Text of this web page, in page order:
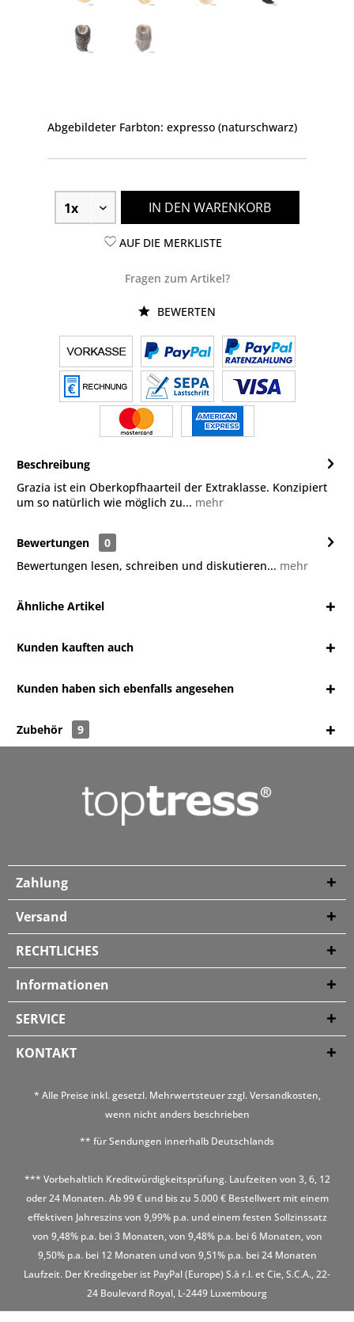
Abgebildeter Farbton: expresso (naturschwarz)
IN DEN WARENKORB
AUF DIE MERKLISTE
Fragen zum Artikel?
BEWERTEN
Beschreibung
Grazia ist ein Oberkopfhaarteil der Extraklasse. Konzipiert
um so natürlich wie möglich zu... mehr
Bewertungen
0
Bewertungen lesen, schreiben und diskutieren... mehr
Ähnliche Artikel
Kunden kauften auch
Kunden haben sich ebenfalls angesehen
Zubehör 9
Zahlung
Versand
RECHTLICHES
Informationen
SERVICE
KONTAKT
* Alle Preise inkl. gesetzl. Mehrwertsteuer zzgl.Versandkosten,
wenn nicht anders beschrieben
** für Sendungen innerhalb Deutschlands
*** Vorbehaltlich Kreditwürdigkeitsprüfung. Laufzeiten von 3, 6, 12
oder 24 Monaten. Ab 99 € und bis zu 5.000 € Bestellwert mit einem
effektiven Jahreszins von 9,99% p.a. und einem festen Sollzinssatz
von 9,48% p.a. bei 3 Monaten, von 9,48% p.a. bei 6 Monaten, von
9,50% p.a. bei 12 Monaten und von 9,51% p.a. bei 24 Monaten
Laufzeit. Der Kreditgeber ist PayPal (Europe) S.à r.l. et Cie, S.C.A., 22-
24 Boulevard Royal, L-2449 Luxembourg